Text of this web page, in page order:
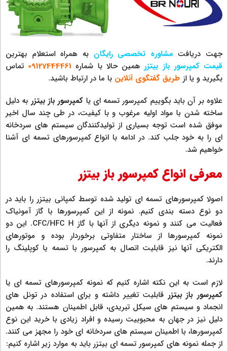
جهت دریافتمشاوره تخصصی رایگان به همراه استعلام بهترین
قیمت کمپرسور باز بیتزرهمین حالا با شماره 09127444461 تماس
بگیرید و یا از طریق گفتگوی آنلاین با ما در ارتباط باشید.
علاوه بر آن باید بگوییم کمپرسور تسمه ای یا کمپرسور باز بیتزر به دلیل
ساخته شدن با مواد اولیه مرغوب و با کیفیت، در طی چند سال اخیر
موفق شده است توجه بسیاری از تولیدکنندگان سیستم های سردخانه
ای را به خود جلب کند. در ادامه با انواع کمپرسورهای تسمه ای آشنا
خواهیم شد.
معرفی انواع کمپرسور باز بیتزر
اصولا کمپرسورهای تسمه ای تولید شده توسط کمپانی بیتزر را باید در
دو نوع دسته بندی کنیم. نمونه از این کمپرسورها با گاز آمونیاک
فعالیت می کنند و نمونه دیگری از آنها با گاز CFC/HFC H. این دو
نمونه کمپرسورها از ساختار متفاوتی برخوردار بوده و موتورهای
الکتریکی آنها نیز قابلیت اتصال به کمپرسور با تسمه یا کوپلینگ را
دارند.
لازم است به این نکته اشاره کنیم که نمونه کمپرسورهای تسمه ای یا
کمپرسور باز بیتزر قابلیت تغییر داشته و برای استفاده در تونل های
انجماد و سیستم های سیکل تبریدی، قابل اطمینان هستند. به همین
دلیل نیز در جهان به محبوبیت رسیده و افراد زیادی با خرید این نوع
کمپرسورها، با اطمینان سیستم های سردخانه ای خود را مجهز می کنند.
از جمله نمونه های کمپرسور تسمه ای بیتزر باید به موارد زیر اشاره کنیم: